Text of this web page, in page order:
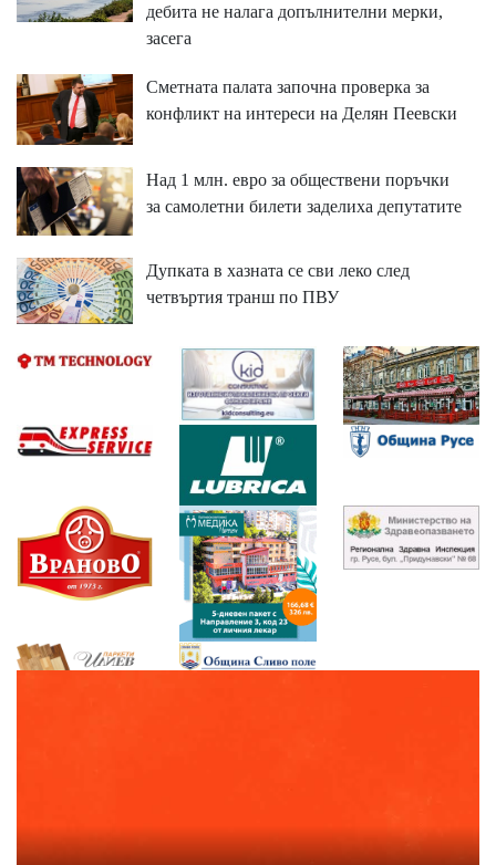
дебита не налага допълнителни мерки,
засега
Сметната палата започна проверка за
конфликт на интереси на Делян Пеевски
Над 1 млн. евро за обществени поръчки
за самолетни билети заделиха депутатите
Дупката в хазната се сви леко след
четвъртия транш по ПВУ